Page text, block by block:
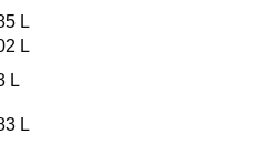
L
L
L
L